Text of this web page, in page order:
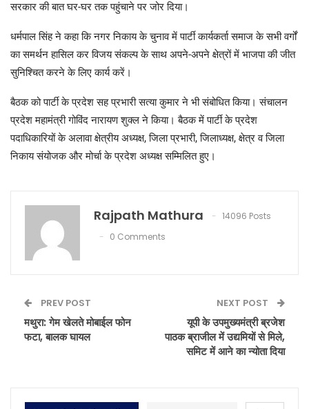
सरकार की बात घर-घर तक पहुंचाने पर जोर दिया।
धर्मपाल सिंह ने कहा कि नगर निकाय के चुनाव में पार्टी कार्यकर्ता समाज के सभी वर्गों
का समर्थन हासिल कर विजय संकल्प के साथ अपने-अपने क्षेत्रों में भाजपा की जीत
सुनिश्चित करने के लिए कार्य करें।
बैठक को पार्टी के प्रदेश सह प्रभारी सत्या कुमार ने भी संबोधित किया। संचालन
प्रदेश महामंत्री गोविंद नारायण शुक्ल ने किया। बैठक में पार्टी के प्रदेश
पदाधिकारियों के अलावा क्षेत्रीय अध्यक्ष, जिला प्रभारी, जिलाध्यक्ष, क्षेत्र व जिला
निकाय संयोजक और मोर्चा के प्रदेश अध्यक्ष सम्मिलित हुए।
Rajpath Mathura
14096 Posts
0 Comments
PREV POST
मथुरा: गेम खेलते मोबाईल फोन
फटा, बालक घायल
NEXT POST
यूपी के उपमुख्यमंत्री ब्रजेश
पाठक ब्राजील में उद्यमियों से मिले,
समिट में आने का न्योता दिया